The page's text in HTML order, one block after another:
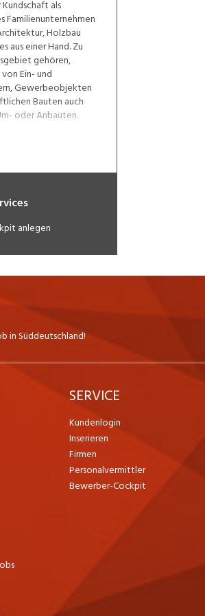
als
Familienunternehmen
Holzbau
aus einer Hand. Zu
gehören,
Ein- und
Gewerbeobjekten
Bauten auch
oder Anbauten.
anlegen
in Süddeutschland!
SERVICE
Kundenlogin
Inserieren
Firmen
Personalvermittler
Bewerber-Cockpit